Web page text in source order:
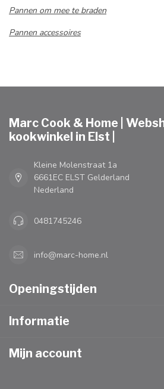
Pannen om mee te braden
Pannen accessoires
Marc Cook & Home |
kookwinkel in Elst |
Kleine Molenstraat 1a
6661EC ELST Gelderland
Nederland
0481745246
info@marc-home.nl
Openingstijden
Informatie
Mijn account